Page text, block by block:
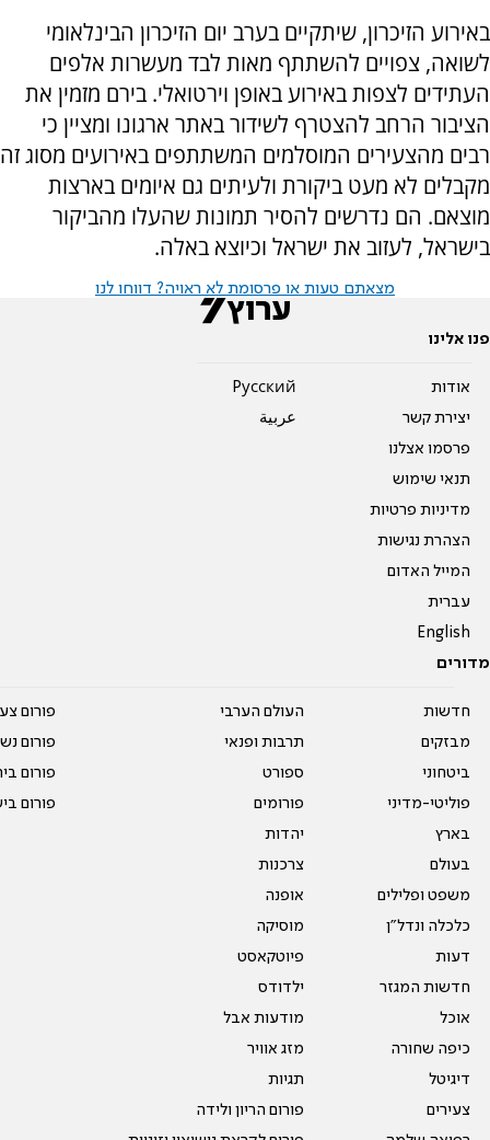
באירוע הזיכרון, שיתקיים בערב יום הזיכרון הבינלאומי
לשואה, צפויים להשתתף מאות לבד מעשרות אלפים
העתידים לצפות באירוע באופן וירטואלי. בירם מזמין את
הציבור הרחב להצטרף לשידור באתר ארגונו ומציין כי
רבים מהצעירים המוסלמים המשתתפים באירועים מסוג זה
מקבלים לא מעט ביקורת ולעיתים גם איומים בארצות
מוצאם. הם נדרשים להסיר תמונות שהעלו מהביקור
בישראל, לעזוב את ישראל וכיוצא באלה.
מצאתם טעות או פרסומת לא ראויה? דווחו לנו
פנו אלינו
אודות
יצירת קשר
פרסמו אצלנו
תנאי שימוש
מדיניות פרטיות
הצהרת נגישות
המייל האדום
עברית
English
Pусский
عربية
מדורים
חדשות
מבזקים
ביטחוני
פוליטי-מדיני
בארץ
בעולם
משפט ופלילים
כלכלה ונדל"ן
דעות
חדשות המגזר
אוכל
כיפה שחורה
דיגיטל
צעירים
העולם הערבי
תרבות ופנאי
ספורט
פורומים
יהדות
צרכנות
אופנה
מוסיקה
פיוטקאסט
ילדודס
מודעות אבל
מזג אוויר
תגיות
פורום הריון ולידה
פורום
פורום
פורום
פורום